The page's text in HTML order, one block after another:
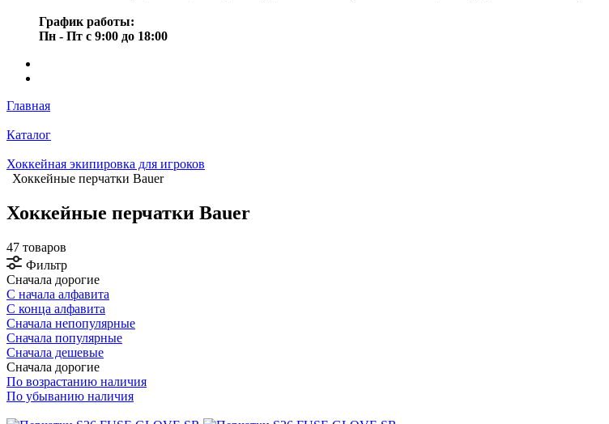
График работы:
Пн - Пт с 9:00 до 18:00
Главная
Каталог
Хоккейная экипировка для игроков
Хоккейные перчатки Bauer
Хоккейные перчатки Bauer
47 товаров
Фильтр
Сначала дорогие
С начала алфавита
С конца алфавита
Сначала непопулярные
Сначала популярные
Сначала дешевые
Сначала дорогие
По возрастанию наличия
По убыванию наличия